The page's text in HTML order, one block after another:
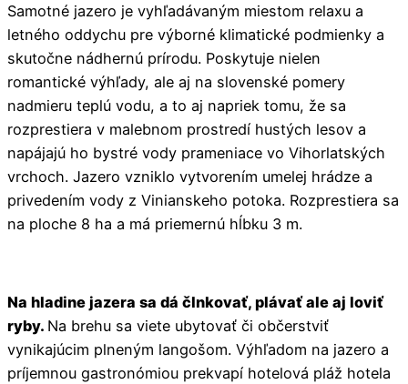
Samotné jazero je vyhľadávaným miestom relaxu a
letného oddychu pre výborné klimatické podmienky a
skutočne nádhernú prírodu. Poskytuje nielen
romantické výhľady, ale aj na slovenské pomery
nadmieru teplú vodu, a to aj napriek tomu, že sa
rozprestiera v malebnom prostredí hustých lesov a
napájajú ho bystré vody prameniace vo Vihorlatských
vrchoch. Jazero vzniklo vytvorením umelej hrádze a
privedením vody z Vinianskeho potoka. Rozprestiera sa
na ploche 8 ha a má priemernú hĺbku 3 m.
Na hladine jazera sa dá člnkovať, plávať ale aj loviť
ryby. Na brehu sa viete ubytovať či občerstviť
vynikajúcim plneným langošom. Výhľadom na jazero a
príjemnou gastronómiou prekvapí hotelová pláž hotela